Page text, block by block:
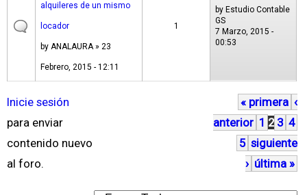
alquileres de un mismo
locador
by ANALAURA» 23
Febrero, 2015 - 12:11
1
by Estudio Contable
GS
7 Marzo, 2015 -
00:53
Inicie sesión
para enviar
contenido nuevo
al foro.
P
á
g
« primera ‹
anterior 1 2 3 4
5 siguiente
› última »